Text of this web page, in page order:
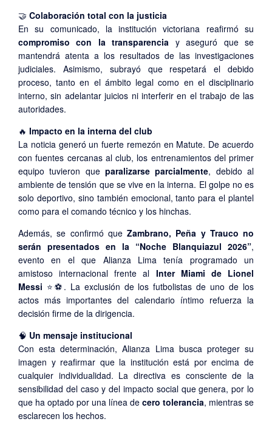
🤝 Colaboración total con la justicia
En su comunicado, la institución victoriana reafirmó su
compromiso con la transparencia y aseguró que se
mantendrá atenta a los resultados de las investigaciones
judiciales. Asimismo, subrayó que respetará el debido
proceso, tanto en el ámbito legal como en el disciplinario
interno, sin adelantar juicios ni interferir en el trabajo de las
autoridades.
🔥 Impacto en la interna del club
La noticia generó un fuerte remezón en Matute. De acuerdo
con fuentes cercanas al club, los entrenamientos del primer
equipo tuvieron que paralizarse parcialmente, debido al
ambiente de tensión que se vive en la interna. El golpe no es
solo deportivo, sino también emocional, tanto para el plantel
como para el comando técnico y los hinchas.
Además, se confirmó que Zambrano, Peña y Trauco no
serán presentados en la “Noche Blanquiazul 2026”,
evento en el que Alianza Lima tenía programado un
amistoso internacional frente al Inter Miami de Lionel
Messi ⭐⚽. La exclusión de los futbolistas de uno de los
actos más importantes del calendario íntimo refuerza la
decisión firme de la dirigencia.
🧠 Un mensaje institucional
Con esta determinación, Alianza Lima busca proteger su
imagen y reafirmar que la institución está por encima de
cualquier individualidad. La directiva es consciente de la
sensibilidad del caso y del impacto social que genera, por lo
que ha optado por una línea de cero tolerancia, mientras se
esclarecen los hechos.